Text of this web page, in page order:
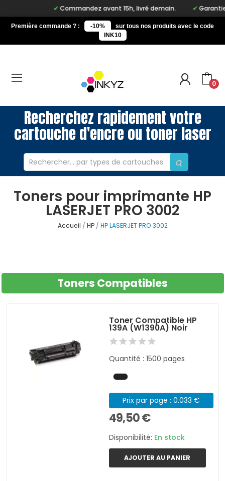
Commandez avant 15h, livré demain. Garantie
Première commande ? : -10%
sur tous nos produits avec le code
INK10
0
Recherchez rapidement votre
cartouche d'encre ou toner laser
Toners pour imprimante HP
LASERJET PRO 3002
Accueil HP HP LASERJET PRO 3002
Toners Compatibles
Toner Compatible HP
139A (W1390A) Noir
Quantité : 1500 pages
Prix par page : 0.033 €
49,50 €
Disponibilité: En stock
AJOUTER AU PANIER